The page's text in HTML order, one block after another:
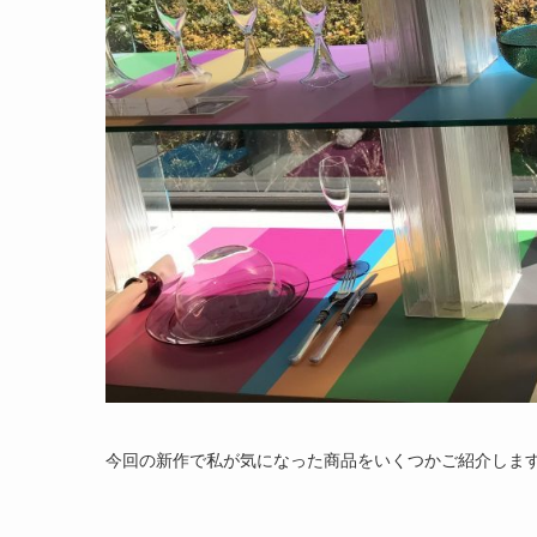
今回の新作で私が気になった商品をいくつかご紹介しま